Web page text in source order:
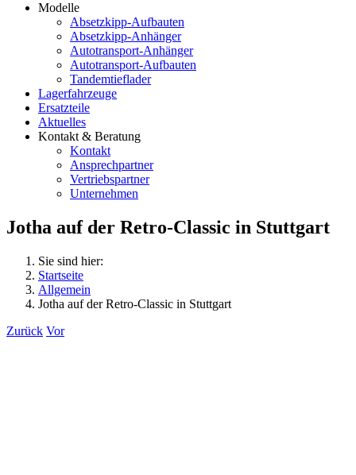
Modelle
Absetzkipp-Aufbauten
Absetzkipp-Anhänger
Autotransport-Anhänger
Autotransport-Aufbauten
Tandemtieflader
Lagerfahrzeuge
Ersatzteile
Aktuelles
Kontakt & Beratung
Kontakt
Ansprechpartner
Vertriebspartner
Unternehmen
Jotha auf der Retro-Classic in Stuttgart
Sie sind hier:
Startseite
Allgemein
Jotha auf der Retro-Classic in Stuttgart
Zurück Vor